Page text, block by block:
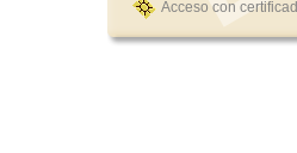
Acceso con